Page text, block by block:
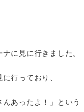
に見に行きました。
行っており、
んあったよ！」という